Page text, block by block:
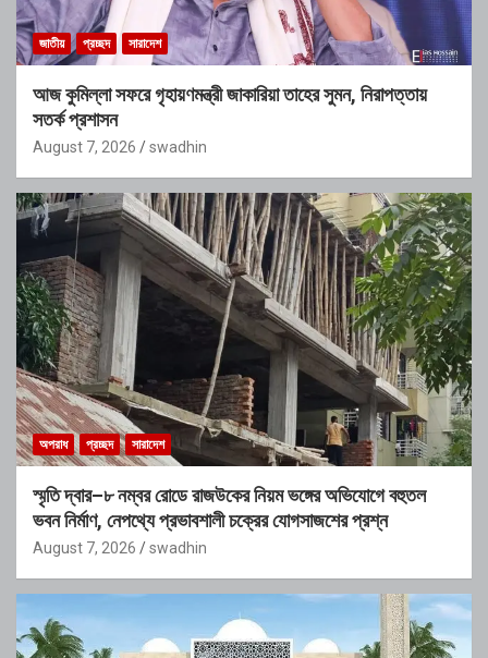
জাতীয় প্রচ্ছদ সারাদেশ
আজ কুমিল্লা সফরে গৃহায়ণমন্ত্রী জাকারিয়া তাহের সুমন, নিরাপত্তায়
সতর্ক প্রশাসন
August 7, 2026 swadhin
অপরাধ প্রচ্ছদ সারাদেশ
স্মৃতি দ্বার–৮ নম্বর রোডে রাজউকের নিয়ম ভঙ্গের অভিযোগে বহুতল
ভবন নির্মাণ, নেপথ্যে প্রভাবশালী চক্রের যোগসাজশের প্রশ্ন
August 7, 2026 swadhin